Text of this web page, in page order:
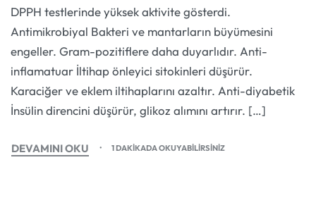
DPPH testlerinde yüksek aktivite gösterdi.
Antimikrobiyal Bakteri ve mantarların büyümesini
engeller. Gram-pozitiflere daha duyarlıdır. Anti-
inflamatuar İltihap önleyici sitokinleri düşürür.
Karaciğer ve eklem iltihaplarını azaltır. Anti-diyabetik
İnsülin direncini düşürür, glikoz alımını artırır. […]
DEVAMINI OKU 1 DAKIKADA OKUYABILIRSINIZ